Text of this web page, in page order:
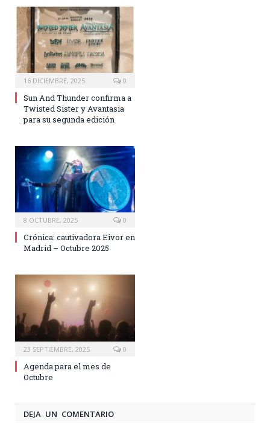
16 DICIEMBRE, 2025 0
Sun And Thunder confirma a
Twisted Sister y Avantasia
para su segunda edición
8 OCTUBRE, 2025 0
Crónica: cautivadora Eivor en
Madrid – Octubre 2025
23 SEPTIEMBRE, 2025 0
Agenda para el mes de
Octubre
DEJA UN COMENTARIO